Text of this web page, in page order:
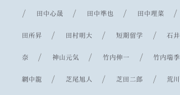
/ 田中心晟 / 田中準也 / 田中理菜
田所昇 / 田村明大 /短期留学 /石
奈 /神山元気 /竹内伸一 /竹内瑞季
網中龍 / 芝尾旭人 / 芝田二郎 / 荒